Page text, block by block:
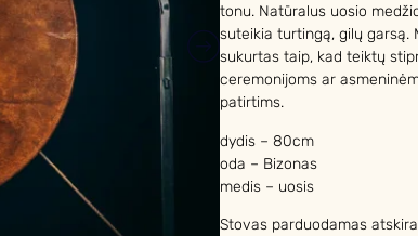
tonu. Natūralus uosio
suteikia turtingą, gilų garsą.
sukurtas taip, kad teiktų
ceremonijoms ar
patirtims.
dydis – 80cm
oda – Bizonas
medis – uosis
Stovas parduodamas